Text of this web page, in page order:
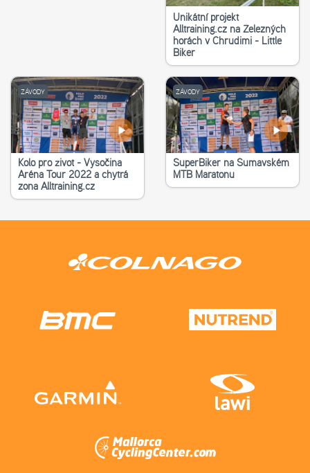
Unikátní projekt
Alltraining.cz na Železných
horách v Chrudimi - Little
Biker
ZÁVODY
Kolo pro život - Vysočina
Aréna Tour 2022 a chytrá
zona Alltraining.cz
ZÁVODY
SuperBiker na Šumavském
MTB Maratonu